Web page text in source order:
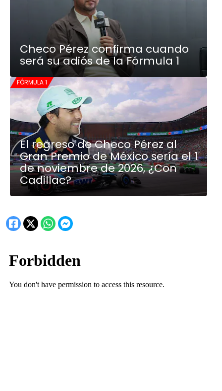
Checo Pérez confirma cuando
será su adiós de la Fórmula 1
FÓRMULA 1
El regreso de Checo Pérez al
Gran Premio de México sería el 1
de noviembre de 2026, ¿Con
Cadillac?